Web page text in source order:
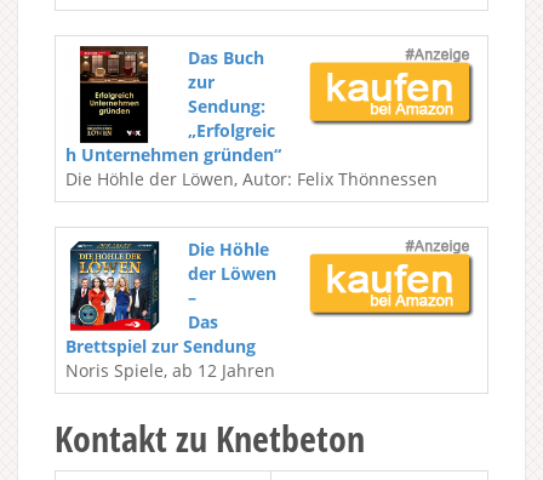
Das Buch
zur
Sendung:
„Erfolgreic
h Unternehmen gründen“
Die Höhle der Löwen, Autor: Felix Thönnessen
Die Höhle
der Löwen
–
Das
Brettspiel zur Sendung
Noris Spiele, ab 12 Jahren
Kontakt zu Knetbeton